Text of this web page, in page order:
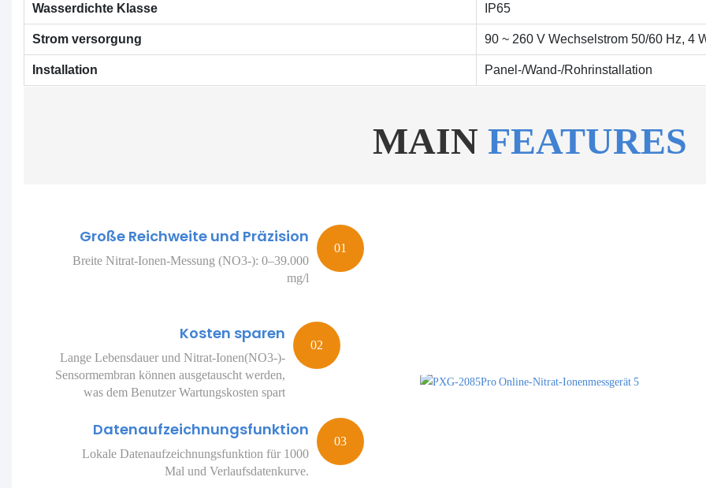
Wasserdichte Klasse IP65
Strom versorgung 90 ~ 260 V Wechselstrom 50/60 Hz, 4
Installation Panel-/Wand-/Rohrinstallation
MAIN FEATURES
Große Reichweite und Präzision
Breite Nitrat-Ionen-Messung (NO3-): 0–39.000
mg/l
Kosten sparen
Lange Lebensdauer und Nitrat-Ionen(NO3-)-
Sensormembran können ausgetauscht werden,
was dem Benutzer Wartungskosten spart
Datenaufzeichnungsfunktion
Lokale Datenaufzeichnungsfunktion für 1000
Mal und Verlaufsdatenkurve.